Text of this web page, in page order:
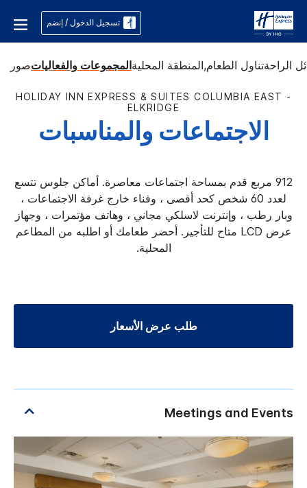
تسجيل الدخول / إنضم
الراحةتناول الطعام,المنطقة المحليةالمجموعات والفعالياتصور
HOLIDAY INN EXPRESS & SUITES COLUMBIA EAST -
ELKRIDGE
الاجتماعات والمناسبات
912 مربع قدم بمساحة اجتماعات معاصرة. أماكن جلوس تتسع
لعدد 60 شخص كحد أقصى ، وفناء خارج غرفة الاجتماعات ،
وبار رطب ، وإنترنت لاسلكي مجاني ، وهاتف مؤتمرات ، وجهاز
عرض LCD متاح للتأجير. أحضر طعامك أو اطلبه من المطاعم
المحلية.
طلب عرض الأسعار